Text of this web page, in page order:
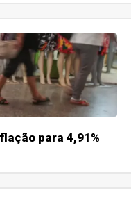
para 4,91%